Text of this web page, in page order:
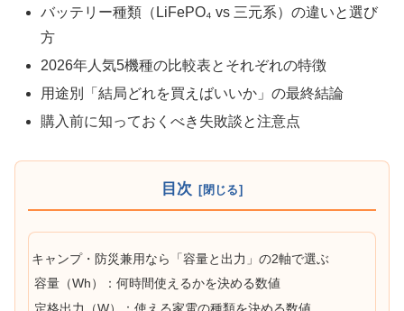
バッテリー種類（LiFePO₄ vs 三元系）の違いと選び
方
2026年人気5機種の比較表とそれぞれの特徴
用途別「結局どれを買えばいいか」の最終結論
購入前に知っておくべき失敗談と注意点
目次
キャンプ・防災兼用なら「容量と出力」の2軸で選ぶ
容量（Wh）：何時間使えるかを決める数値